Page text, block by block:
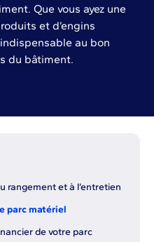
Que vous ayez une
et d’engins
au bon
du bâtiment.
rangement et à l’entretien
parc matériel
de votre parc